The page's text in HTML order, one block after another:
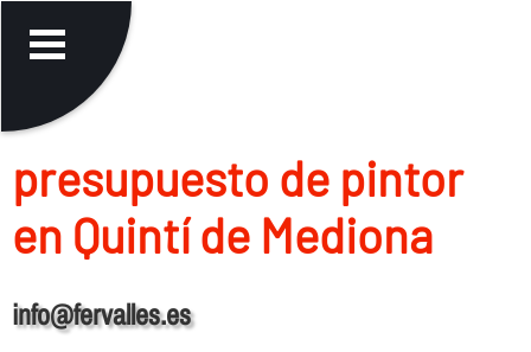
presupuesto de pintor
en Quintí de Mediona
info@fervalles.es